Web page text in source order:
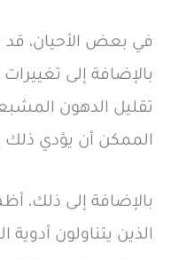
في بعض الأحيان، قد
بالإضافة إلى
تقليل الدهون
الممكن أن يؤدي ذلك
بالإضافة إلى ذلك،
الذين يتناولون أدوية